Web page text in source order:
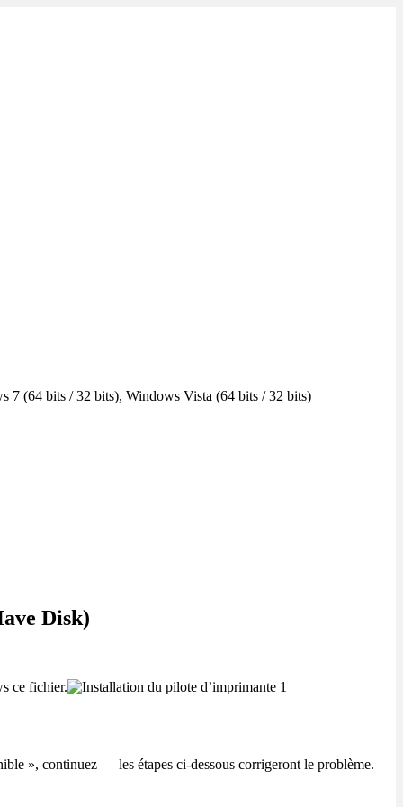
7 (64 bits / 32 bits), Windows Vista (64 bits / 32 bits)
Disk)
ce fichier.
», continuez — les étapes ci-dessous corrigeront le problème.